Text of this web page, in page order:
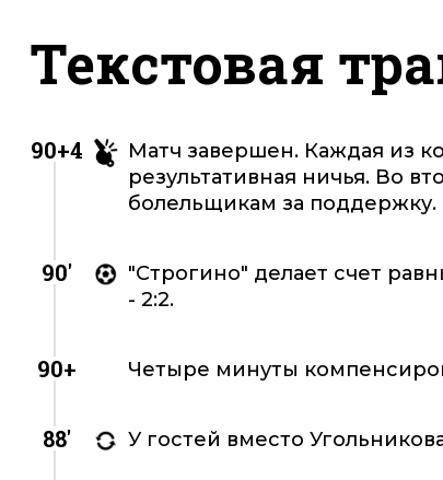
Текстовая
90+4
Матч завершен. Каждая из
результативная ничья. Во
болельщикам за поддержку.
90'
"Строгино" делает счет
- 2:2.
90+ Четыре минуты
88' У гостей вместо